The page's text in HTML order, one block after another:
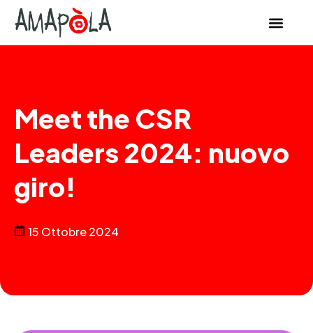
Meet the CSR
Leaders 2024: nuovo
giro!
15 Ottobre 2024